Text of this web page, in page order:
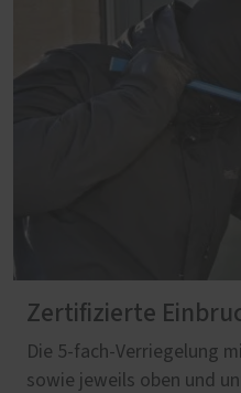
Zertifizierte
Die 5-fach-Verriegelung
sowie jeweils oben und